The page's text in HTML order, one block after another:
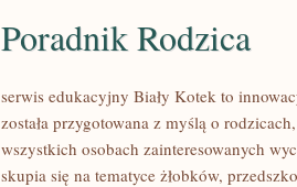
Poradnik Rodzica
serwis edukacyjny Biały Kotek to
została przygotowana z myślą o
wszystkich osobach zainteresowanych
skupia się na tematyce żłobków,